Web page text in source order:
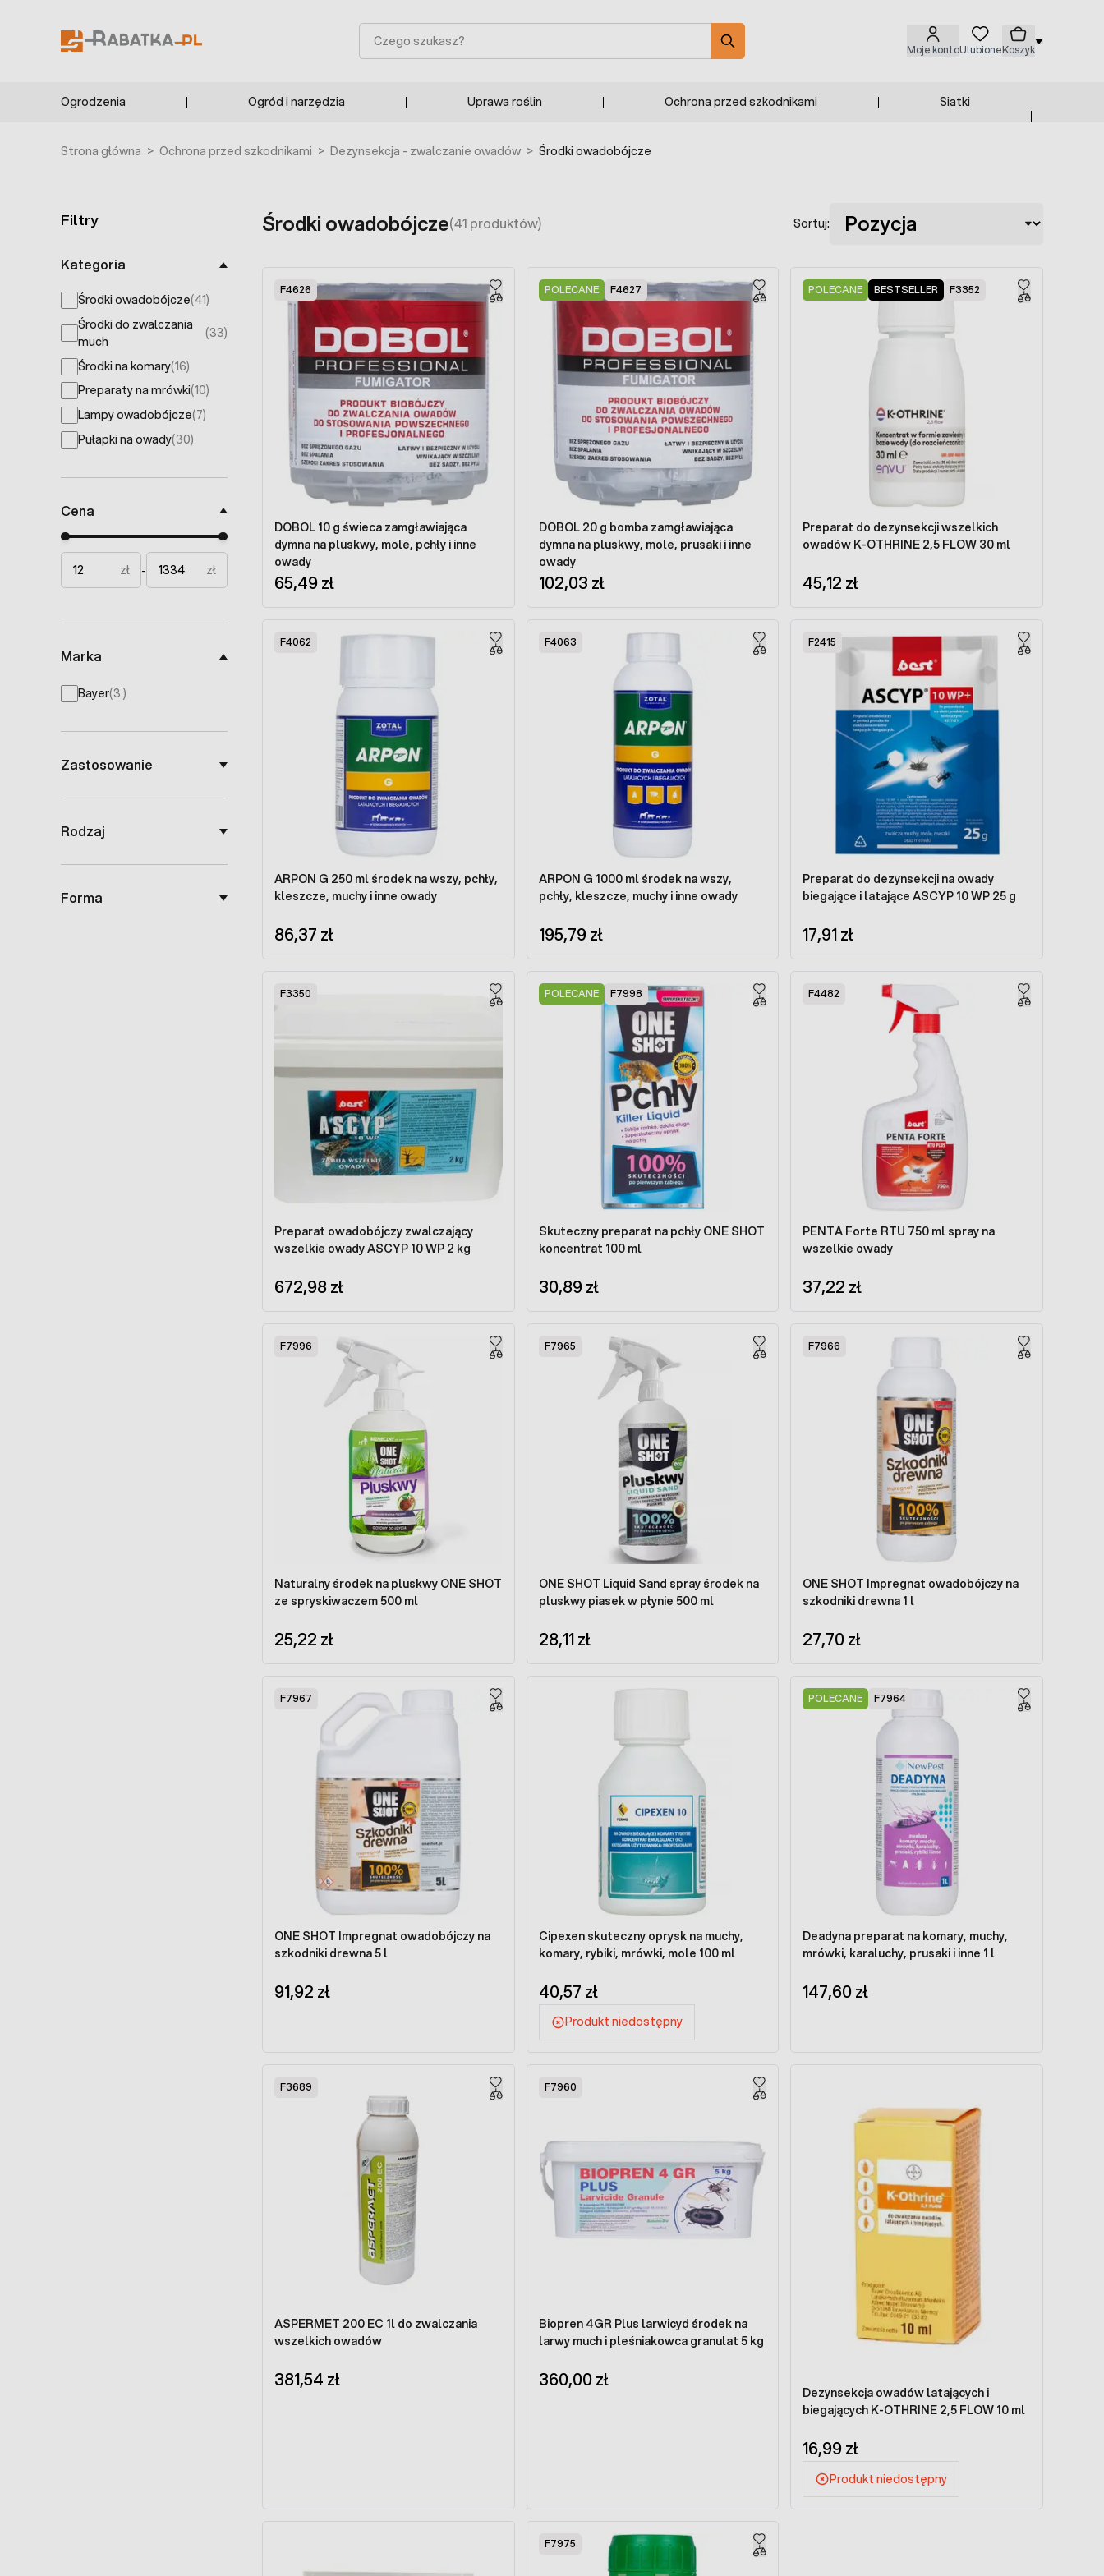
Moje kontoUlubioneKoszyk
Szukaj
Ogrodzenia Ogród i narzędzia Uprawa roślin Ochrona przed szkodnikami Siatki
Strona główna > Ochrona przed szkodnikami > Dezynsekcja - zwalczanie owadów > Środki owadobójcze
Filtry
Kategoria
Środki owadobójcze(41)
products available
Środki do zwalczania
much
(33)
products available
Środki na komary(16)
products available
Preparaty na mrówki(10)
products available
Lampy owadobójcze(7)
products available
Pułapki na owady(30)
products available
Cena
Minimal price
Maximum price
zł
- zł
Marka
Bayer(3 products available
)
Zastosowanie
Rodzaj
Forma
Środki owadobójcze(41 produktów) Sortuj:
F4626
DOBOL 10 g świeca zamgławiająca
dymna na pluskwy, mole, pchły i inne
owady
65,49 zł
POLECANE F4627
DOBOL 20 g bomba zamgławiająca
dymna na pluskwy, mole, prusaki i inne
owady
102,03 zł
POLECANE BESTSELLER F3352
Preparat do dezynsekcji wszelkich
owadów K-OTHRINE 2,5 FLOW 30 ml
45,12 zł
F4062
ARPON G 250 ml środek na wszy, pchły,
kleszcze, muchy i inne owady
86,37 zł
F4063
ARPON G 1000 ml środek na wszy,
pchły, kleszcze, muchy i inne owady
195,79 zł
F2415
Preparat do dezynsekcji na owady
biegające i latające ASCYP 10 WP 25 g
17,91 zł
F3350
Preparat owadobójczy zwalczający
wszelkie owady ASCYP 10 WP 2 kg
672,98 zł
POLECANE F7998
Skuteczny preparat na pchły ONE SHOT
koncentrat 100 ml
30,89 zł
F4482
PENTA Forte RTU 750 ml spray na
wszelkie owady
37,22 zł
F7996
Naturalny środek na pluskwy ONE SHOT
ze spryskiwaczem 500 ml
25,22 zł
F7965
ONE SHOT Liquid Sand spray środek na
pluskwy piasek w płynie 500 ml
28,11 zł
F7966
ONE SHOT Impregnat owadobójczy na
szkodniki drewna 1 l
27,70 zł
F7967
ONE SHOT Impregnat owadobójczy na
szkodniki drewna 5 l
91,92 zł
Cipexen skuteczny oprysk na muchy,
komary, rybiki, mrówki, mole 100 ml
40,57 zł
Produkt niedostępny
POLECANE F7964
Deadyna preparat na komary, muchy,
mrówki, karaluchy, prusaki i inne 1 l
147,60 zł
F3689
ASPERMET 200 EC 1l do zwalczania
wszelkich owadów
381,54 zł
F7960
Biopren 4GR Plus larwicyd środek na
larwy much i pleśniakowca granulat 5 kg
360,00 zł
Dezynsekcja owadów latających i
biegających K-OTHRINE 2,5 FLOW 10 ml
16,99 zł
Produkt niedostępny
F7975